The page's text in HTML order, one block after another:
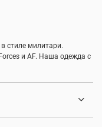
стиле милитари.
и AF. Наша одежда с